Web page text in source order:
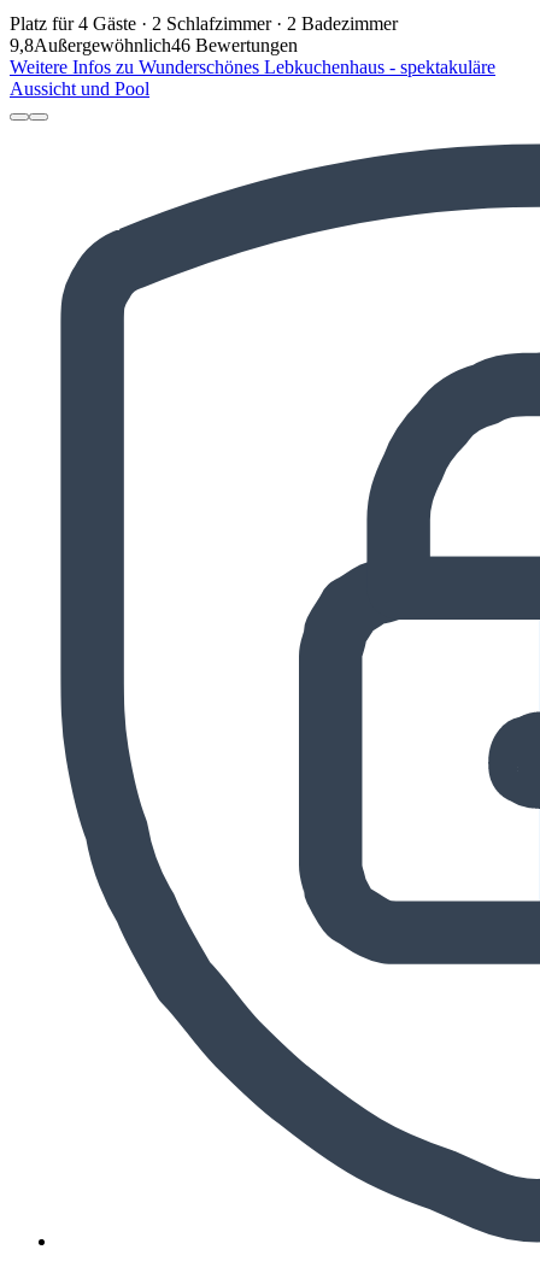
Platz für 4 Gäste · 2 Schlafzimmer · 2 Badezimmer
9,8Außergewöhnlich46 Bewertungen
Weitere Infos zu Wunderschönes Lebkuchenhaus - spektakuläre
Aussicht und Pool